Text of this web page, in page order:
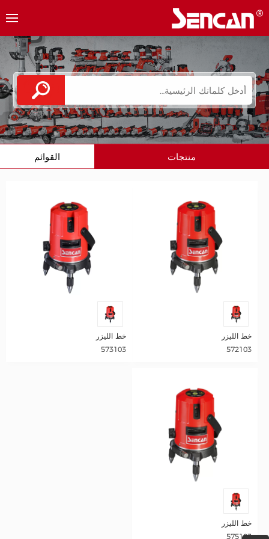
منتجات القوائم
خط الليزر
572103
خط الليزر
573103
خط الليزر
575103